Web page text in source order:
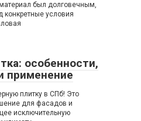
был долговечным,
условия
особенности,
применение
плитку в СПб! Это
для фасадов и
исключительную